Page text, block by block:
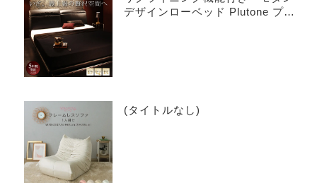
デザインローベッド Plutone プル
(タイトルなし)